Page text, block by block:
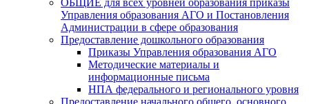
ОБЩИЕ для всех уровней образования приказы
Управления образования АГО и Постановления
Администрации в сфере образования
Предоставление дошкольного образования
Приказы Управления образования АГО
Методические материалы и
информационные письма
НПА федерального и регионального уровня